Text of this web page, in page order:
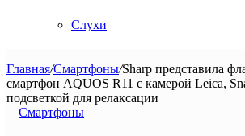
Слухи
Главная/Смартфоны/Sharp представила
смартфон AQUOS R11 с камерой Leica,
подсветкой для релаксации
Смартфоны